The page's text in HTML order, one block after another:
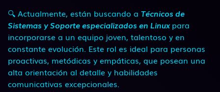
🔍 Actualmente, están buscando a Técnicos de
Sistemas y Soporte especializados en Linuxpara
incorporarse a un equipo joven, talentoso y en
constante evolución. Este rol es ideal para personas
proactivas, metódicas y empáticas, que posean una
alta orientación al detalle y habilidades
comunicativas excepcionales.